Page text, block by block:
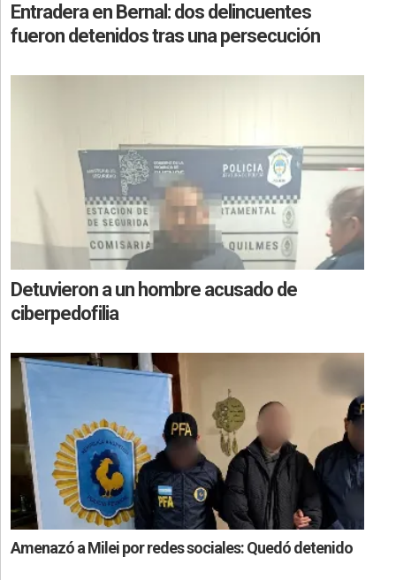
Entradera en Bernal: dos delincuentes
fueron detenidos tras una persecución
Detuvieron a un hombre acusado de
ciberpedofilia
Amenazó a Milei por redes sociales: Quedó detenido